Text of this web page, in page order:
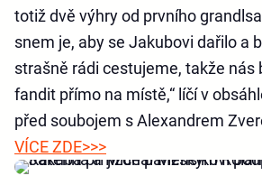
totiž dvě výhry od prvního
snem je, aby se Jakubovi dařilo a
strašně rádi cestujeme, takže nás
fandit přímo na místě,“ líčí v
před soubojem s Alexandrem
VÍCE ZDE>>>